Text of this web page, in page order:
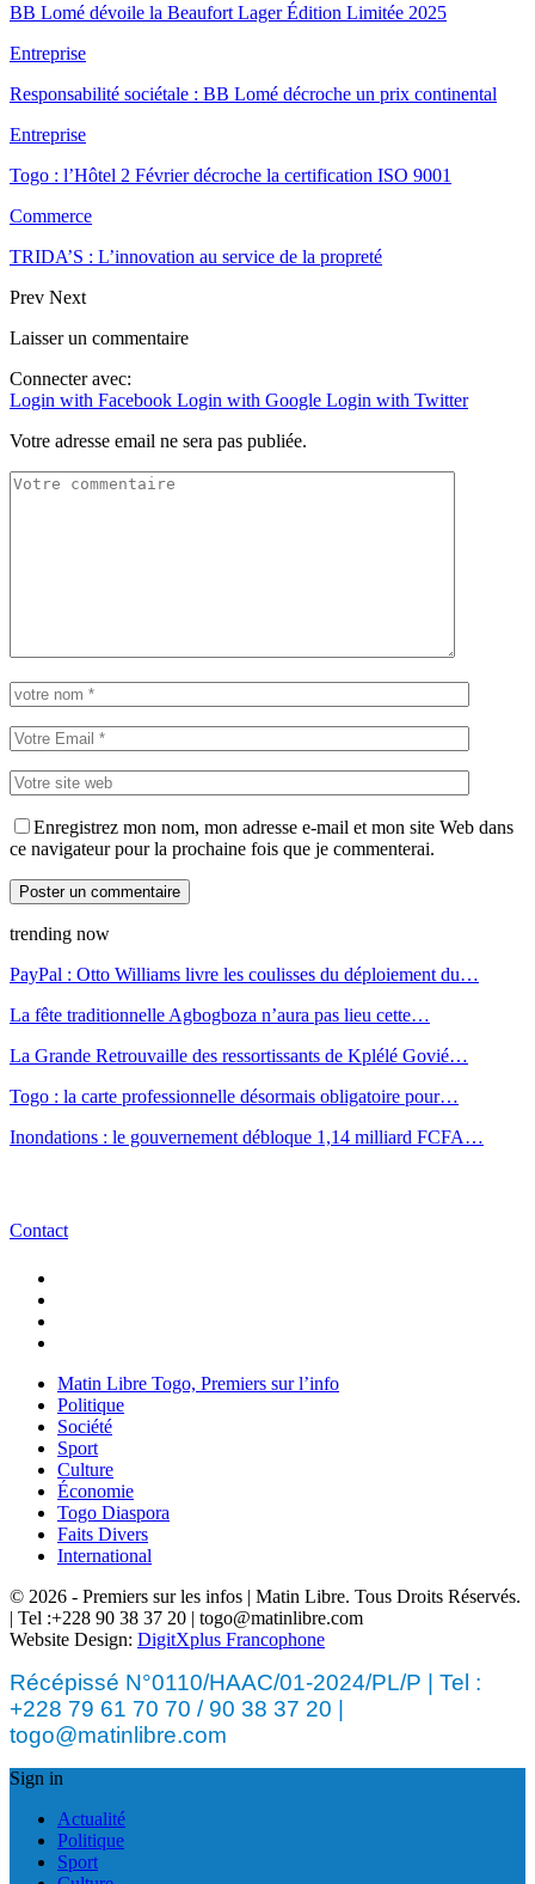
BB Lomé dévoile la Beaufort Lager Édition Limitée 2025
Entreprise
Responsabilité sociétale : BB Lomé décroche un prix continental
Entreprise
Togo : l’Hôtel 2 Février décroche la certification ISO 9001
Commerce
TRIDA’S : L’innovation au service de la propreté
Prev Next
Laisser un commentaire
Connecter avec:
Login with Facebook Login with Google Login with Twitter
Votre adresse email ne sera pas publiée.
Enregistrez mon nom, mon adresse e-mail et mon site Web dans
ce navigateur pour la prochaine fois que je commenterai.
trending now
PayPal : Otto Williams livre les coulisses du déploiement du…
La fête traditionnelle Agbogboza n’aura pas lieu cette…
La Grande Retrouvaille des ressortissants de Kplélé Govié…
Togo : la carte professionnelle désormais obligatoire pour…
Inondations : le gouvernement débloque 1,14 milliard FCFA…
Contact
Matin Libre Togo, Premiers sur l’info
Politique
Société
Sport
Culture
Économie
Togo Diaspora
Faits Divers
International
© 2026 - Premiers sur les infos | Matin Libre. Tous Droits Réservés.
| Tel :+228 90 38 37 20 | togo@matinlibre.com
Website Design: DigitXplus Francophone
Récépissé N°0110/HAAC/01-2024/PL/P | Tel :
+228 79 61 70 70 / 90 38 37 20 |
togo@matinlibre.com
Sign in
Actualité
Politique
Sport